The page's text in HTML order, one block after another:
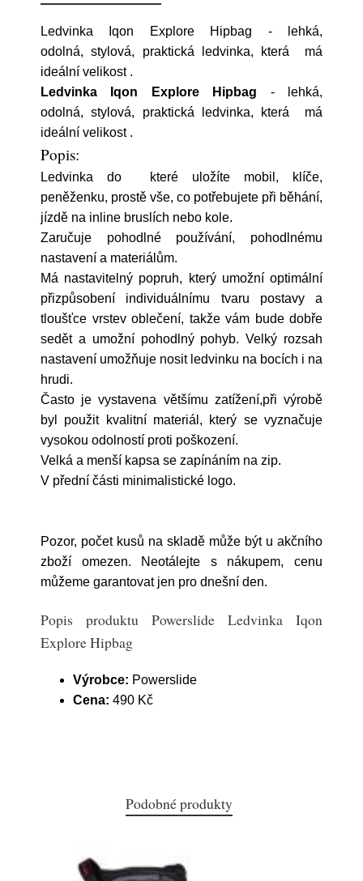
Ledvinka Iqon Explore Hipbag - lehká,
odolná, stylová, praktická ledvinka, která má
ideální velikost .
Ledvinka Iqon Explore Hipbag - lehká,
odolná, stylová, praktická ledvinka, která má
ideální velikost .
Popis:
Ledvinka do které uložíte mobil, klíče,
peněženku, prostě vše, co potřebujete při běhání,
jízdě na inline bruslích nebo kole.
Zaručuje pohodlné používání, pohodlnému
nastavení a materiálům.
Má nastavitelný popruh, který umožní optimální
přizpůsobení individuálnímu tvaru postavy a
tloušťce vrstev oblečení, takže vám bude dobře
sedět a umožní pohodlný pohyb. Velký rozsah
nastavení umožňuje nosit ledvinku na bocích i na
hrudi.
Často je vystavena většímu zatížení,při výrobě
byl použit kvalitní materiál, který se vyznačuje
vysokou odolností proti poškození.
Velká a menší kapsa se zapínáním na zip.
V přední části minimalistické logo.
Pozor, počet kusů na skladě může být u akčního
zboží omezen. Neotálejte s nákupem, cenu
můžeme garantovat jen pro dnešní den.
Popis produktu Powerslide Ledvinka Iqon
Explore Hipbag
Výrobce: Powerslide
Cena: 490 Kč
Podobné produkty